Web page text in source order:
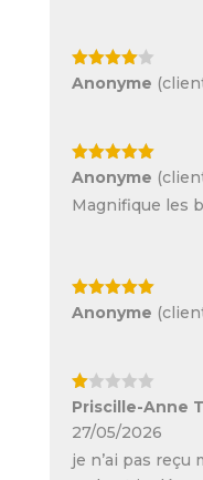
Note4
Anonyme
Note5sur
Anonyme
Magnifique les
Note5sur
Anonyme
N
e
s
Priscille-Anne
27/05/2026
je n’ai pas reçu